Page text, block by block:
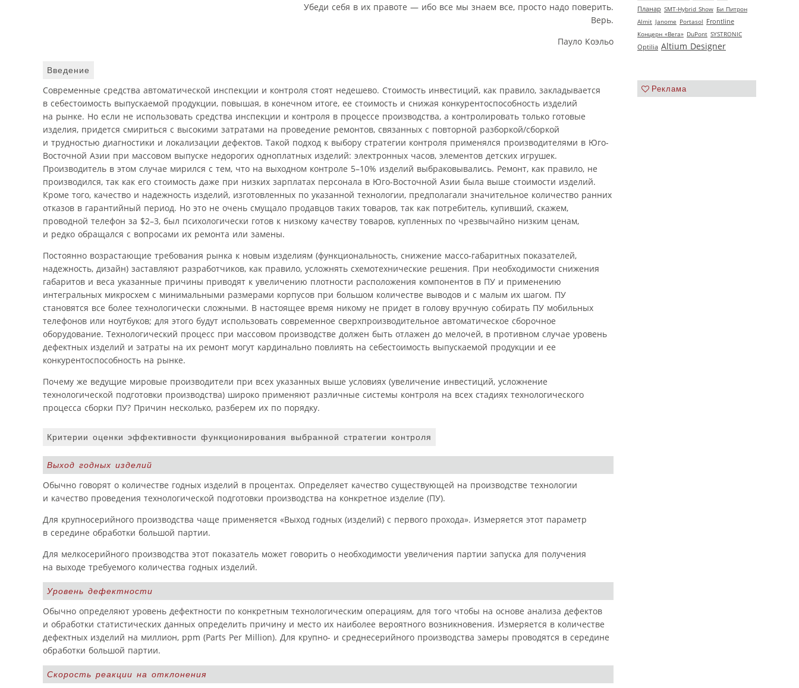
Планар SMT-Hybrid Show Би Питрон
Almit Janome Portasol Frontline
Концерн «Вега» DuPont SYSTRONIC
Optilia Altium Designer
Реклама
Убеди себя в их правоте — ибо все мы знаем все, просто надо поверить.
Верь.
Пауло Коэльо
Введение
Современные средства автоматической инспекции и контроля стоят недешево. Стоимость инвестиций, как правило, закладывается
в себестоимость выпускаемой продукции, повышая, в конечном итоге, ее стоимость и снижая конкурентоспособность изделий
на рынке. Но если не использовать средства инспекции и контроля в процессе производства, а контролировать только готовые
изделия, придется смириться с высокими затратами на проведение ремонтов, связанных с повторной разборкой/сборкой
и трудностью диагностики и локализации дефектов. Такой подход к выбору стратегии контроля применялся производителями в Юго-
Восточной Азии при массовом выпуске недорогих одноплатных изделий: электронных часов, элементов детских игрушек.
Производитель в этом случае мирился с тем, что на выходном контроле 5–10% изделий выбраковывались. Ремонт, как правило, не
производился, так как его стоимость даже при низких зарплатах персонала в Юго-Восточной Азии была выше стоимости изделий.
Кроме того, качество и надежность изделий, изготовленных по указанной технологии, предполагали значительное количество ранних
отказов в гарантийный период. Но это не очень смущало продавцов таких товаров, так как потребитель, купивший, скажем,
проводной телефон за $2–3, был психологически готов к низкому качеству товаров, купленных по чрезвычайно низким ценам,
и редко обращался с вопросами их ремонта или замены.
Постоянно возрастающие требования рынка к новым изделиям (функциональность, снижение массо-габаритных показателей,
надежность, дизайн) заставляют разработчиков, как правило, усложнять схемотехнические решения. При необходимости снижения
габаритов и веса указанные причины приводят к увеличению плотности расположения компонентов в ПУ и применению
интегральных микросхем с минимальными размерами корпусов при большом количестве выводов и с малым их шагом. ПУ
становятся все более технологически сложными. В настоящее время никому не придет в голову вручную собирать ПУ мобильных
телефонов или ноутбуков; для этого будут использовать современное сверхпроизводительное автоматическое сборочное
оборудование. Технологический процесс при массовом производстве должен быть отлажен до мелочей, в противном случае уровень
дефектных изделий и затраты на их ремонт могут кардинально повлиять на себестоимость выпускаемой продукции и ее
конкурентоспособность на рынке.
Почему же ведущие мировые производители при всех указанных выше условиях (увеличение инвестиций, усложнение
технологической подготовки производства) широко применяют различные системы контроля на всех стадиях технологического
процесса сборки ПУ? Причин несколько, разберем их по порядку.
Критерии оценки эффективности функционирования выбранной стратегии контроля
Выход годных изделий
Обычно говорят о количестве годных изделий в процентах. Определяет качество существующей на производстве технологии
и качество проведения технологической подготовки производства на конкретное изделие (ПУ).
Для крупносерийного производства чаще применяется «Выход годных (изделий) с первого прохода». Измеряется этот параметр
в середине обработки большой партии.
Для мелкосерийного производства этот показатель может говорить о необходимости увеличения партии запуска для получения
на выходе требуемого количества годных изделий.
Уровень дефектности
Обычно определяют уровень дефектности по конкретным технологическим операциям, для того чтобы на основе анализа дефектов
и обработки статистических данных определить причину и место их наиболее вероятного возникновения. Измеряется в количестве
дефектных изделий на миллион, ppm (Parts Per Million). Для крупно- и среднесерийного производства замеры проводятся в середине
обработки большой партии.
Скорость реакции на отклонения